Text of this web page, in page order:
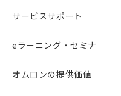
サービスサポート
eラーニング・セミナ
オムロンの提供価値